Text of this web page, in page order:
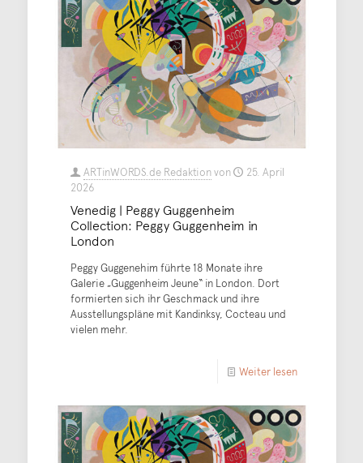
ARTinWORDS.de Redaktionvon
25. April
2026
Venedig | Peggy Guggenheim
Collection: Peggy Guggenheim in
London
Peggy Guggenehim führte 18 Monate ihre
Galerie „Guggenheim Jeune“ in London. Dort
formierten sich ihr Geschmack und ihre
Ausstellungspläne mit Kandinksy, Cocteau und
vielen mehr.
Weiter lesen